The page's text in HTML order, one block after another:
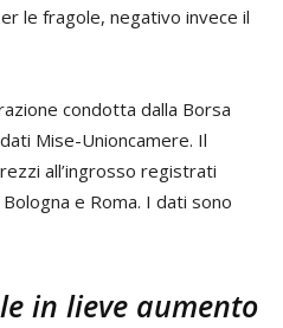
le fragole, negativo invece il
condotta dalla Borsa
Mise-Unioncamere. Il
all’ingrosso registrati
e Roma. I dati sono
in lieve aumento